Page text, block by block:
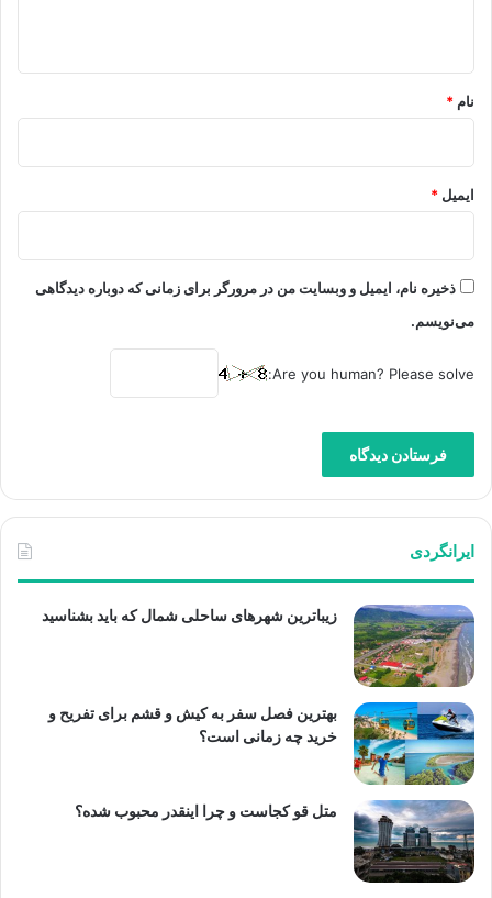
نام *
ایمیل *
ذخیره نام، ایمیل و وبسایت من در مرورگر برای زمانی که دوباره دیدگاهی
می‌نویسم.
Are you human? Please solve:
ایرانگردی
زیباترین شهرهای ساحلی شمال که باید بشناسید
بهترین فصل سفر به کیش و قشم برای تفریح و
خرید چه زمانی است؟
متل قو کجاست و چرا اینقدر محبوب شده؟